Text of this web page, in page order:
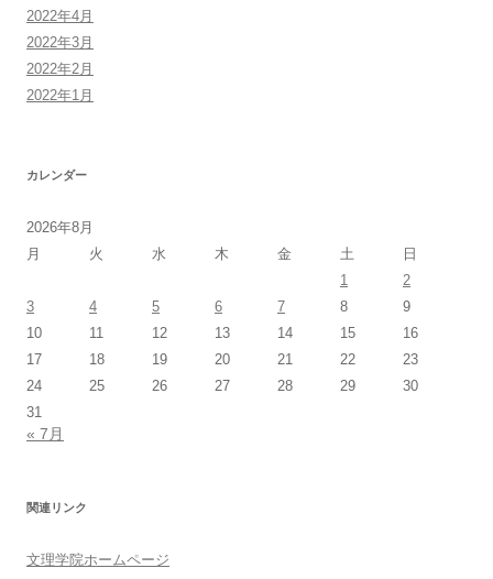
2022年4月
2022年3月
2022年2月
2022年1月
カレンダー
2026年8月
月
火 水 木 金 土
日
1
2
3
4 5 6 7 8
9
10
11 12 13 14 15
16
17
18 19 20 21 22
23
24
25 26 27 28 29
30
31
« 7月
関連リンク
文理学院ホームページ